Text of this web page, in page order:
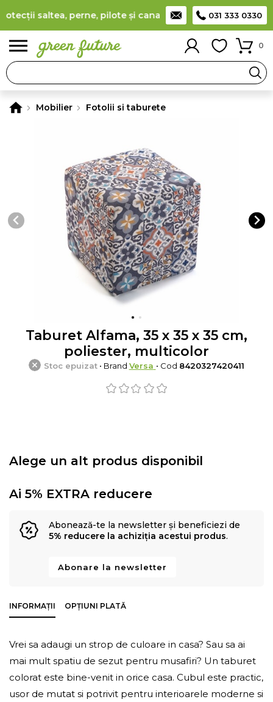
saltea, perne, pilote și canapele (detalii) Producător
031 333 0330
0
Mobilier Fotolii si taburete
Taburet Alfama, 35 x 35 x 35 cm,
poliester, multicolor
Stoc epuizat• Brand Versa • Cod 8420327420411
Alege un alt produs disponibil
Ai 5% EXTRA reducere
Abonează-te la newsletter și beneficiezi de
5% reducere la achiziția acestui produs.
Abonare la newsletter
INFORMAȚII OPȚIUNI PLATĂ
Vrei sa adaugi un strop de culoare in casa? Sau sa ai
mai mult spatiu de sezut pentru musafiri? Un taburet
colorat este bine-venit in orice casa. Cubul este practic,
usor de mutat si potrivit pentru interioarele moderne si